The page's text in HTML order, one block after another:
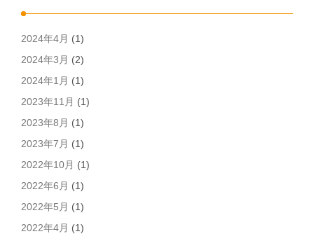
2024年4月 (1)
2024年3月 (2)
2024年1月 (1)
2023年11月 (1)
2023年8月 (1)
2023年7月 (1)
2022年10月 (1)
2022年6月 (1)
2022年5月 (1)
2022年4月 (1)